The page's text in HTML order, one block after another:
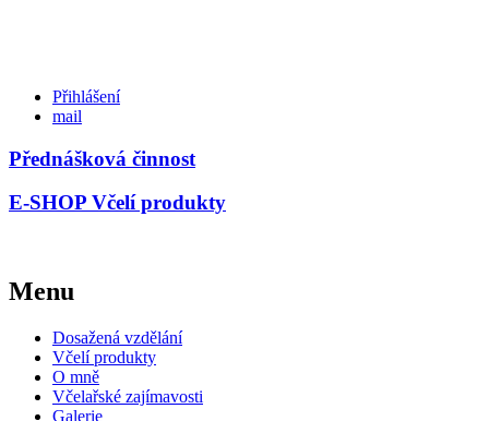
Přihlášení
mail
Přednášková činnost
E-SHOP Včelí produkty
Menu
Dosažená vzdělání
Včelí produkty
O mně
Včelařské zajímavosti
Galerie